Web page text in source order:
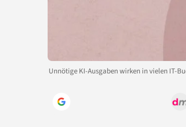
Unnötige KI-Ausgaben wirken in vielen IT-